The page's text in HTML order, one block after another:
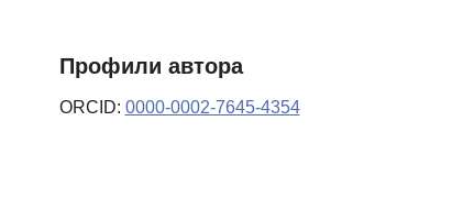
Профили автора
ORCID: 0000-0002-7645-4354